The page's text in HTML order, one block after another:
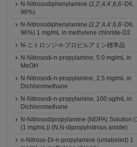
N-Nitrosodiphenylamine (2,2′,4,4′,6,6′-D6,
96%)
N-Nitrosodiphenylamine (2,2′,4,4′,6,6′-D6,
96%) 1 mg/mL in methylene chloride-D2
N-ニトロソジ-n-プロピルアミン標準品
N-Nitrosodi-n-propylamine, 5.0 mg/mL in
MeOH
N-Nitrosodi-n-propylamine, 2.5 mg/mL in
Dichloromethane
N-Nitrosodi-n-propylamine, 100 ug/mL in
Dichloromethane
N-Nitrosodipropylamine (NDPA) Solution
(1 mg/mL)) (N,N-dipropylnitrous amide)
n-Nitroso-Di-n-propylamine (unlabeled) 1